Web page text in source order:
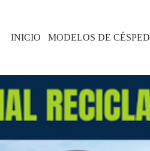
INICIO MODELOS DE CÉSPED